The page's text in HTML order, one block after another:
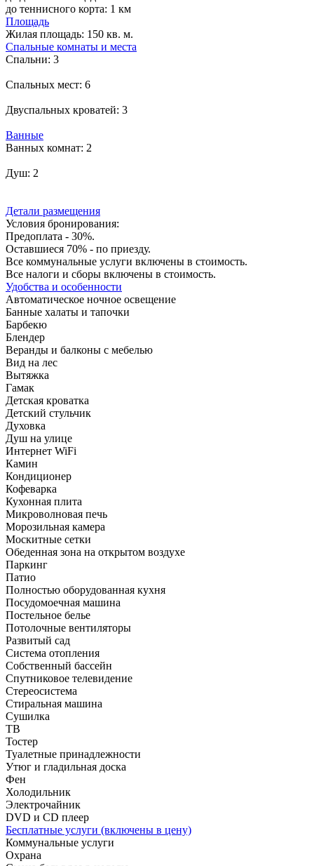
до теннисного корта: 1 км
Площадь
Жилая площадь: 150 кв. м.
Спальные комнаты и места
Спальни: 3
Спальных мест: 6
Двуспальных кроватей: 3
Ванные
Ванных комнат: 2
Душ: 2
Детали размещения
Условия бронирования:
Предоплата - 30%.
Оставшиеся 70% - по приезду.
Все коммунальные услуги включены в стоимость.
Все налоги и сборы включены в стоимость.
Удобства и особенности
Автоматическое ночное освещение
Банные халаты и тапочки
Барбекю
Блендер
Веранды и балконы с мебелью
Вид на лес
Вытяжка
Гамак
Детская кроватка
Детский стульчик
Духовка
Душ на улице
Интернет WiFi
Камин
Кондиционер
Кофеварка
Кухонная плита
Микроволновая печь
Морозильная камера
Москитные сетки
Обеденная зона на открытом воздухе
Паркинг
Патио
Полностью оборудованная кухня
Посудомоечная машина
Постельное белье
Потолочные вентиляторы
Развитый сад
Система отопления
Собственный бассейн
Спутниковое телевидение
Стереосистема
Стиральная машина
Сушилка
ТВ
Тостер
Туалетные принадлежности
Утюг и гладильная доска
Фен
Холодильник
Электрочайник
DVD и CD плеер
Бесплатные услуги (включены в цену)
Коммунальные услуги
Охрана